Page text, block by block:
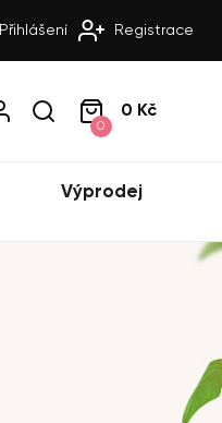
Přihlášení Registrace
0
0 Kč
Výprodej